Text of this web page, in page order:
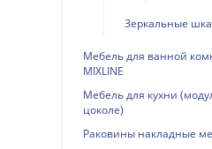
Зеркальные
Мебель для ванной
MIXLINE
Мебель для кухни
цоколе)
Раковины накладные